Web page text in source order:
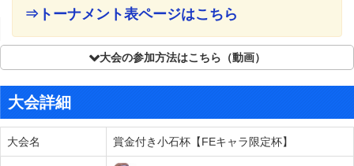
⇒トーナメント表ページはこちら
大会の参加方法はこちら（動画）
大会詳細
大会名 賞金付き小石杯【FEキャラ限定杯】